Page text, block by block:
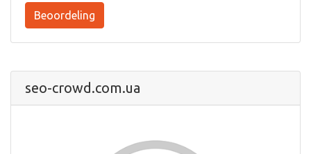
Beoordeling
seo-crowd.com.ua